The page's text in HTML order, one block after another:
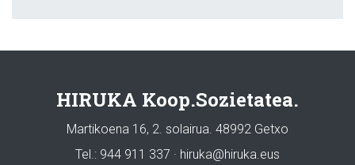
HIRUKA Koop.Sozietatea.
Martikoena 16, 2. solairua. 48992 Getxo
Tel.: 944 911 337 · hiruka@hiruka.eus